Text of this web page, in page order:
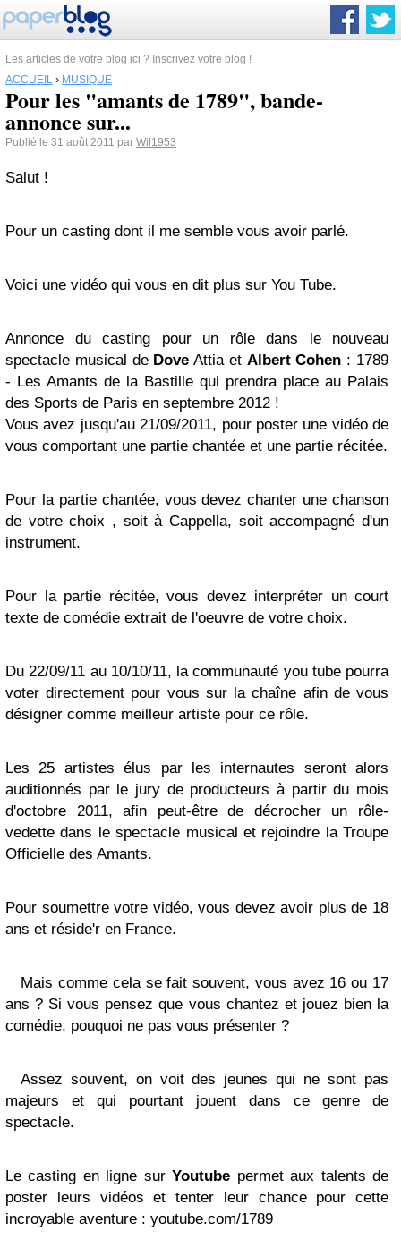
Les articles de votre blog ici ? Inscrivez votre blog !
ACCUEIL › MUSIQUE
Pour les "amants de 1789", bande-
annonce sur...
Publié le 31 août 2011 par Wil1953
Salut !
Pour un casting dont il me semble vous avoir parlé.
Voici une vidéo qui vous en dit plus sur You Tube.
Annonce du casting pour un rôle dans le nouveau
spectacle musical de Dove Attia et Albert Cohen : 1789
- Les Amants de la Bastille qui prendra place au Palais
des Sports de Paris en septembre 2012 !
Vous avez jusqu'au 21/09/2011, pour poster une vidéo de
vous comportant une partie chantée et une partie récitée.
Pour la partie chantée, vous devez chanter une chanson
de votre choix , soit à Cappella, soit accompagné d'un
instrument.
Pour la partie récitée, vous devez interpréter un court
texte de comédie extrait de l'oeuvre de votre choix.
Du 22/09/11 au 10/10/11, la communauté you tube pourra
voter directement pour vous sur la chaîne afin de vous
désigner comme meilleur artiste pour ce rôle.
Les 25 artistes élus par les internautes seront alors
auditionnés par le jury de producteurs à partir du mois
d'octobre 2011, afin peut-être de décrocher un rôle-
vedette dans le spectacle musical et rejoindre la Troupe
Officielle des Amants.
Pour soumettre votre vidéo, vous devez avoir plus de 18
ans et réside'r en France.
Mais comme cela se fait souvent, vous avez 16 ou 17
ans ? Si vous pensez que vous chantez et jouez bien la
comédie, pouquoi ne pas vous présenter ?
Assez souvent, on voit des jeunes qui ne sont pas
majeurs et qui pourtant jouent dans ce genre de
spectacle.
Le casting en ligne surYoutube permet aux talents de
poster leurs vidéos et tenter leur chance pour cette
incroyable aventure : youtube.com/1789